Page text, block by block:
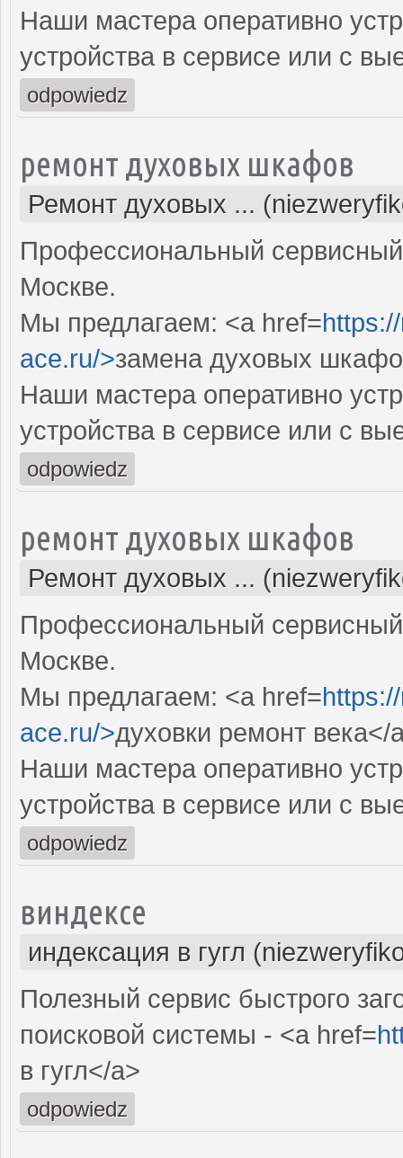
Наши мастера оперативно
устройства в сервисе или с
odpowiedz
ремонт духовых шкафов
Ремонт духовых ...
Профессиональный
Москве.
Мы предлагаем: <a href=
ace.ru/>замена духовых
Наши мастера оперативно
устройства в сервисе или с
odpowiedz
ремонт духовых шкафов
Ремонт духовых ...
Профессиональный
Москве.
Мы предлагаем: <a href=
ace.ru/>духовки ремонт века</
Наши мастера оперативно
устройства в сервисе или с
odpowiedz
виндексе
индексация в гугл
Полезный сервис быстрого
поисковой системы - <a href=
в гугл</a>
odpowiedz